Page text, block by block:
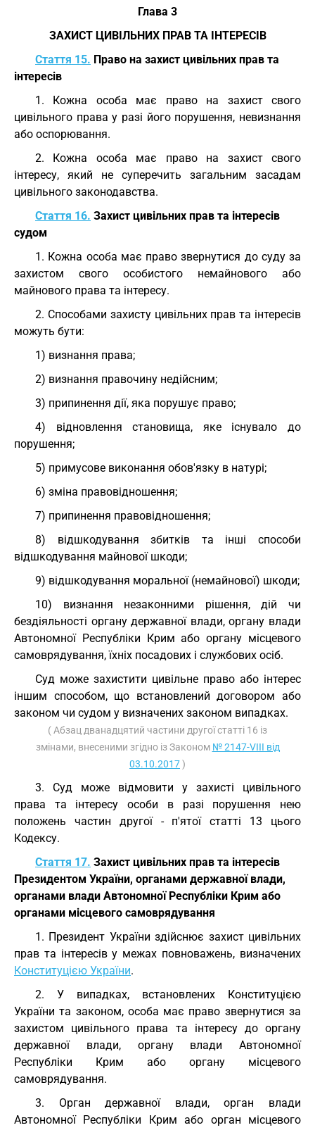
Глава 3
ЗАХИСТ ЦИВІЛЬНИХ ПРАВ ТА ІНТЕРЕСІВ
Стаття 15. Право на захист цивільних прав та
інтересів
1. Кожна особа має право на захист свого
цивільного права у разі його порушення, невизнання
або оспорювання.
2. Кожна особа має право на захист свого
інтересу, який не суперечить загальним засадам
цивільного законодавства.
Стаття 16. Захист цивільних прав та інтересів
судом
1. Кожна особа має право звернутися до суду за
захистом свого особистого немайнового або
майнового права та інтересу.
2. Способами захисту цивільних прав та інтересів
можуть бути:
1) визнання права;
2) визнання правочину недійсним;
3) припинення дії, яка порушує право;
4) відновлення становища, яке існувало до
порушення;
5) примусове виконання обов'язку в натурі;
6) зміна правовідношення;
7) припинення правовідношення;
8) відшкодування збитків та інші способи
відшкодування майнової шкоди;
9) відшкодування моральної (немайнової) шкоди;
10) визнання незаконними рішення, дій чи
бездіяльності органу державної влади, органу влади
Автономної Республіки Крим або органу місцевого
самоврядування, їхніх посадових і службових осіб.
Суд може захистити цивільне право або інтерес
іншим способом, що встановлений договором або
законом чи судом у визначених законом випадках.
( Абзац дванадцятий частини другої статті 16 із
змінами, внесеними згідно із Законом № 2147-VIII від
03.10.2017)
3. Суд може відмовити у захисті цивільного
права та інтересу особи в разі порушення нею
положень частин другої - п'ятої статті 13 цього
Кодексу.
Стаття 17. Захист цивільних прав та інтересів
Президентом України, органами державної влади,
органами влади Автономної Республіки Крим або
органами місцевого самоврядування
1. Президент України здійснює захист цивільних
прав та інтересів у межах повноважень, визначених
Конституцією України.
2. У випадках, встановлених Конституцією
України та законом, особа має право звернутися за
захистом цивільного права та інтересу до органу
державної влади, органу влади Автономної
Республіки Крим або органу місцевого
самоврядування.
3. Орган державної влади, орган влади
Автономної Республіки Крим або орган місцевого